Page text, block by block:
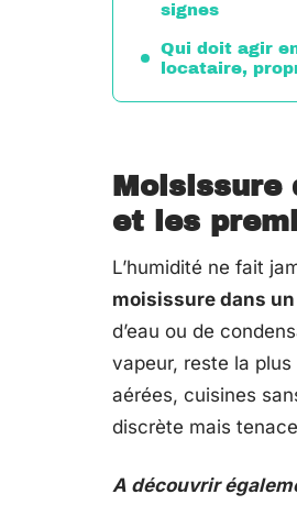
signes
Qui doit agir
locataire,
Moisissure
et les
L’humidité ne fait
moisissure dans
d’eau ou de
vapeur, reste la plus
aérées, cuisines
discrète mais
A découvrir